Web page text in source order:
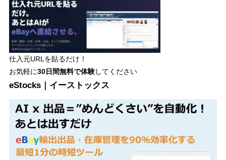
仕入元URLを貼るだけ！
お気軽に30日間無料で体験してください
eStocks｜イーストックス